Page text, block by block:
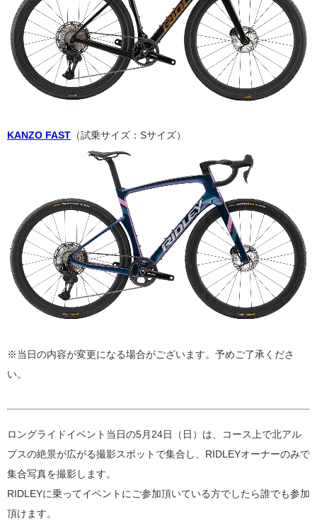
KANZO FAST （試乗サイズ：Sサイズ）
※当日の内容が変更になる場合がございます。予めご了承くださ
い。
ロングライドイベント当日の5月24日（日）は、コース上で北アル
プスの絶景が広がる撮影スポットで集合し、RIDLEYオーナーのみで
集合写真を撮影します。
RIDLEYに乗ってイベントにご参加頂いている方でしたら誰でも参加
頂けます。